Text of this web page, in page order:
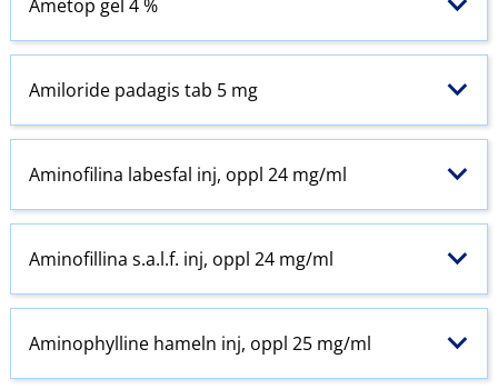
Ametop gel 4 %
Amiloride padagis tab 5 mg
Aminofilina labesfal inj, oppl 24 mg/ml
Aminofillina s.a.l.f. inj, oppl 24 mg/ml
Aminophylline hameln inj, oppl 25 mg/ml